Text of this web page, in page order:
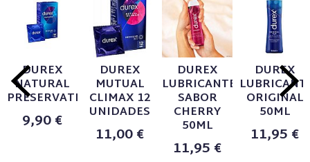
DUREX
NATURAL
PRESERVATIVOS
9,90 €
DUREX
MUTUAL
CLIMAX 12
UNIDADES
11,00 €
DUREX
LUBRICANTE
SABOR
CHERRY
50ML
11,95 €
DUREX
ORIGINAL
50ML
11,95 €